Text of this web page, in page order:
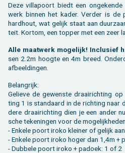
Deze vil­lapoort biedt een
werk bin­nen het kader. Ver­der is
hard­hout, wat ge­lijk staat aan
teit. Kort­om, een top­per met een zeer
Alle maat­werk mo­ge­lijk! In­clu­sief
sen 2.2m hoog­te en 4m breed.
af­beel­din­gen.
Be­lang­rijk:
Ge­lie­ve de ge­wens­te draai­rich­ting
ting 1 is stan­daard in de rich­ting naar
de­re draai­rich­ting dien je een ander
sche te­ke­nin­gen voor de
- En­ke­le poort iroko klei­ner of ge­lijk
- En­ke­le poort iroko hoger dan 1,4m +
- Dub­be­le poort iroko + pa­doek: 1 of 2